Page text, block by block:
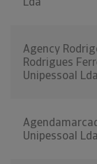
Agency
Rodrigues
Unipessoal Lda
Unipessoal Lda